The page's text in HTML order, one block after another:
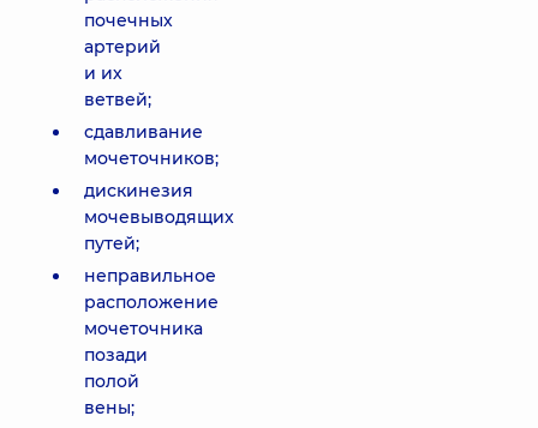
почечных
артерий
и их
ветвей;
сдавливание
мочеточников;
дискинезия
мочевыводящих
путей;
неправильное
расположение
мочеточника
позади
полой
вены;